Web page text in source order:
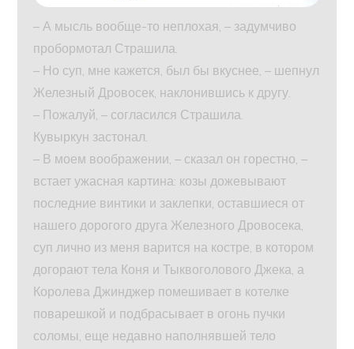
– А мысль вообще-то неплохая, – задумчиво
пробормотал Страшила.
– Но суп, мне кажется, был бы вкуснее, – шепнул
Железный Дровосек, наклонившись к другу.
– Пожалуй, – согласился Страшила.
Кувыркун застонал.
– В моем воображении, – сказал он горестно, –
встает ужасная картина: козы дожевывают
последние винтики и заклепки, оставшиеся от
нашего дорогого друга Железного Дровосека,
суп лично из меня варится на костре, в котором
догорают тела Коня и Тыквоголового Джека, а
Королева Джинджер помешивает в котелке
поварешкой и подбрасывает в огонь пучки
соломы, еще недавно наполнявшей тело